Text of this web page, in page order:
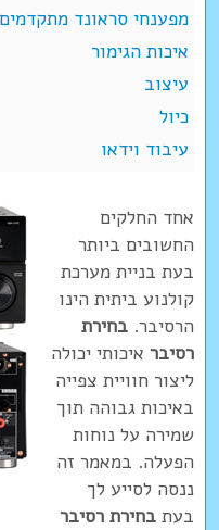
מפענחי סראונד מתקדמים
איכות הגימור
עיצוב
כיול
עיבוד וידאו
אחד החלקים
החשובים ביותר
בעת בניית מערכת
קולנוע ביתית הינו
הרסיבר. בחירת
רסיבראיכותי יכולה
ליצור חוויית צפייה
באיכות גבוהה תוך
שמירה על נוחות
הפעלה. במאמר זה
ננסה לסייע לך
בעת בחירת רסיבר